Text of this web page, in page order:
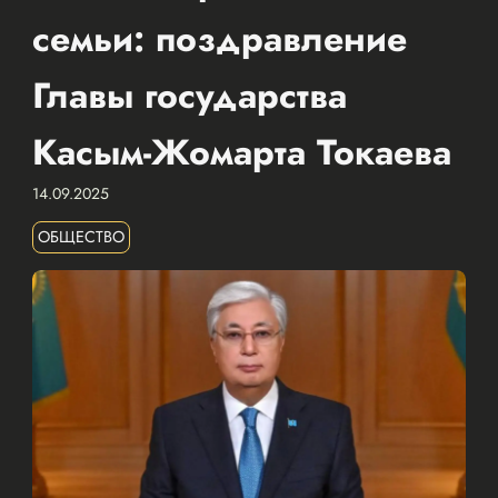
семьи: поздравление
Главы государства
Касым-Жомарта Токаева
14.09.2025
ОБЩЕСТВО